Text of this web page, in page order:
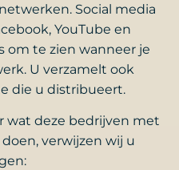
Social media
YouTube en
om te zien wanneer je
U verzamelt ook
die u distribueert.
wat deze bedrijven met
verwijzen wij u